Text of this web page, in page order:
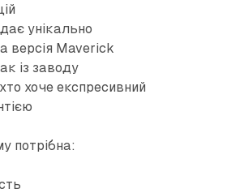
унікально
версія Maverick
із заводу
хоче експресивний
потрібна: